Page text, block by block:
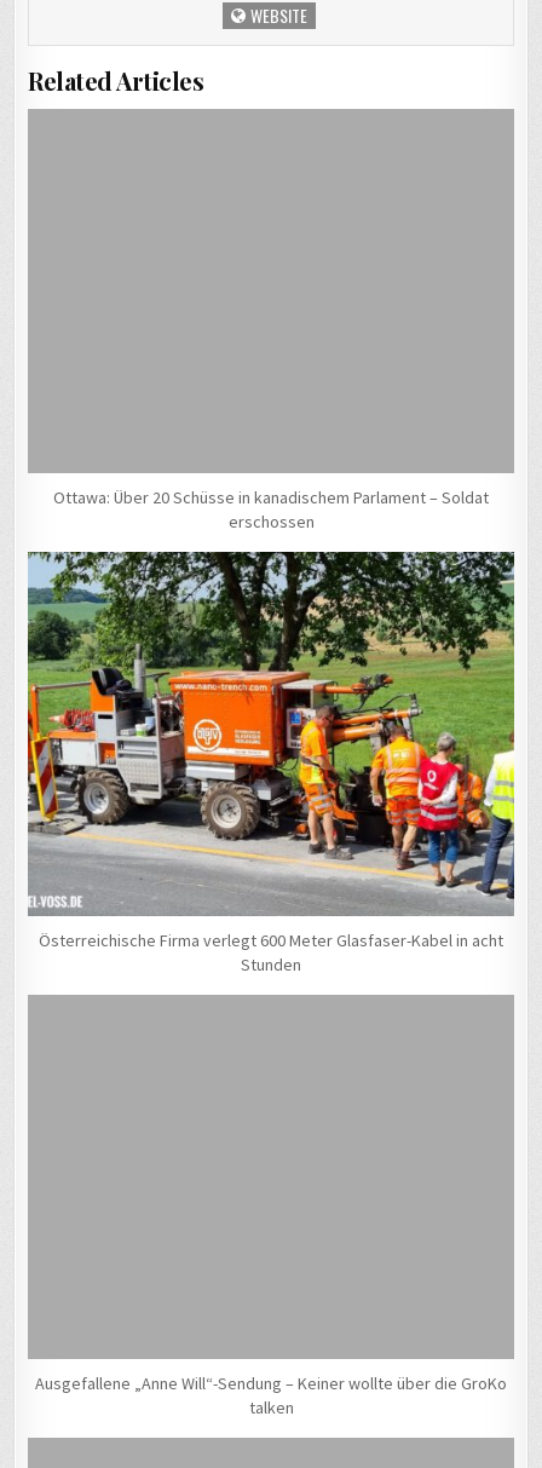
WEBSITE
Related Articles
Ottawa: Über 20 Schüsse in kanadischem Parlament – Soldat
erschossen
Österreichische Firma verlegt 600 Meter Glasfaser-Kabel in acht
Stunden
Ausgefallene „Anne Will“-Sendung – Keiner wollte über die GroKo
talken